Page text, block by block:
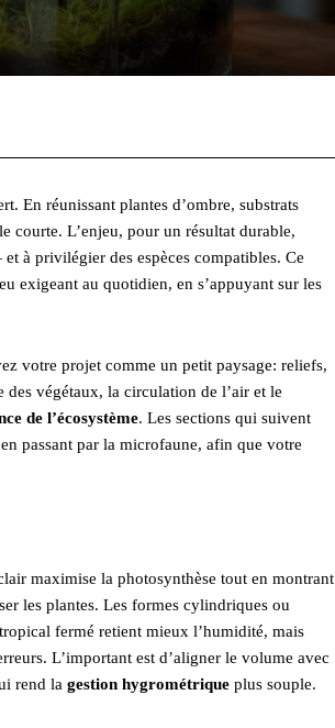
En réunissant plantes d’ombre, substrats
courte. L’enjeu, pour un résultat durable,
à privilégier des espèces compatibles. Ce
exigeant au quotidien, en s’appuyant sur les
votre projet comme un petit paysage: reliefs,
végétaux, la circulation de l’air et le
de l’écosystème. Les sections qui suivent
passant par la microfaune, afin que votre
maximise la photosynthèse tout en montrant
les plantes. Les formes cylindriques ou
fermé retient mieux l’humidité, mais
L’important est d’aligner le volume avec
rend la gestion hygrométrique plus souple.